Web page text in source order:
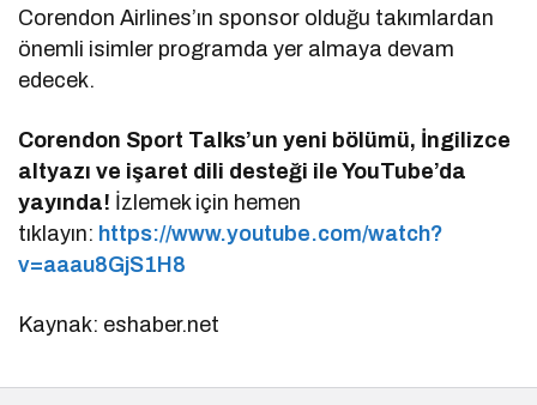
Corendon Airlines’ın sponsor olduğu takımlardan
önemli isimler programda yer almaya devam
edecek.
Corendon Sport Talks’un yeni bölümü, İngilizce
altyazı ve işaret dili desteği ile YouTube’da
yayında! İzlemek için hemen
tıklayın: https://www.youtube.com/watch?
v=aaau8GjS1H8
Kaynak: eshaber.net